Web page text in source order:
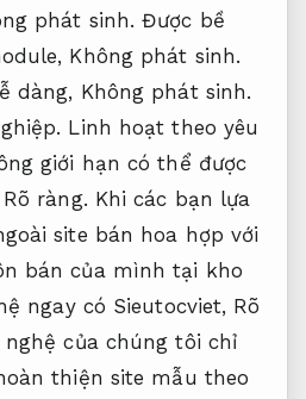
phát sinh. Được bề
Không phát sinh.
dàng, Không phát sinh.
Linh hoạt theo yêu
giới hạn có thể được
Rõ ràng. Khi các bạn lựa
site bán hoa hợp với
bán của mình tại kho
ngay có Sieutocviet, Rõ
nghệ của chúng tôi chỉ
thiện site mẫu theo